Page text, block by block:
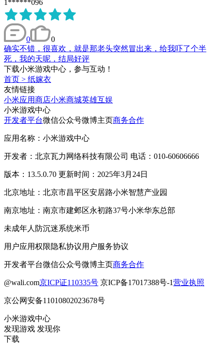
1******096
0
0
确实不错，很喜欢，就是那老头突然冒出来，给我吓了个半
死，我的天呢，结局好评
下载小米游戏中心，参与互动！
首页 > 纸嫁衣
友情链接
小米应用商店小米商城英雄互娱
小米游戏中心
开发者平台微信公众号微博主页商务合作
应用名称：小米游戏中心
开发者：北京瓦力网络科技有限公司 电话：010-60606666
版本：13.5.0.70 更新时间：2025年3月24日
北京地址：北京市昌平区安居路小米智慧产业园
南京地址：南京市建邺区永初路37号小米华东总部
未成年人防沉迷系统米币
用户应用权限隐私协议用户服务协议
开发者平台微信公众号微博主页商务合作
@wali.com京ICP证110335号 京ICP备17017388号-1营业执照
京公网安备11010802023678号
小米游戏中心
发现游戏 发现你
下载